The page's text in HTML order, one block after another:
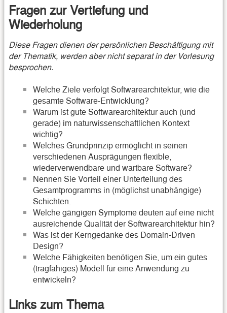
Fragen zur Vertiefung und
Wiederholung
Diese Fragen dienen der persönlichen Beschäftigung mit
der Thematik, werden aber nicht separat in der Vorlesung
besprochen.
Welche Ziele verfolgt Softwarearchitektur, wie die
gesamte Software-Entwicklung?
Warum ist gute Softwarearchitektur auch (und
gerade) im naturwissenschaftlichen Kontext
wichtig?
Welches Grundprinzip ermöglicht in seinen
verschiedenen Ausprägungen flexible,
wiederverwendbare und wartbare Software?
Nennen Sie Vorteil einer Unterteilung des
Gesamtprogramms in (möglichst unabhängige)
Schichten.
Welche gängigen Symptome deuten auf eine nicht
ausreichende Qualität der Softwarearchitektur hin?
Was ist der Kerngedanke des Domain-Driven
Design?
Welche Fähigkeiten benötigen Sie, um ein gutes
(tragfähiges) Modell für eine Anwendung zu
entwickeln?
Links zum Thema